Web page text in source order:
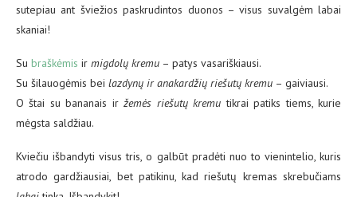
sutepiau ant šviežios paskrudintos duonos – visus suvalgėm labai
skaniai!
Su braškėmis ir migdolų kremu – patys vasariškiausi.
Su šilauogėmis bei lazdynų ir anakardžių riešutų kremu – gaiviausi.
O štai su bananais iržemės riešutų kremu tikrai patiks tiems, kurie
mėgsta saldžiau.
Kviečiu išbandyti visus tris, o galbūt pradėti nuo to vienintelio, kuris
atrodo gardžiausiai, bet patikinu, kad riešutų kremas skrebučiams